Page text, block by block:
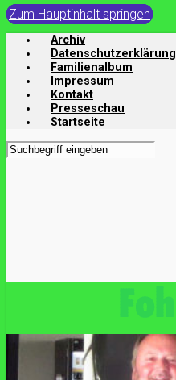
Zum Hauptinhalt springen
Archiv
Datenschutzerklärung
Familienalbum
Impressum
Kontakt
Presseschau
Startseite